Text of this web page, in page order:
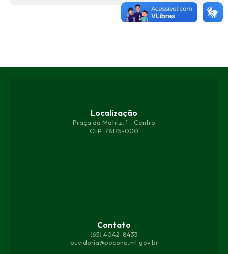
Localização
Praça da Matriz, 1 - Centro
CEP: 78175-000
Contato
(65) 4042-8433
ouvidoria@pocone.mt.gov.br